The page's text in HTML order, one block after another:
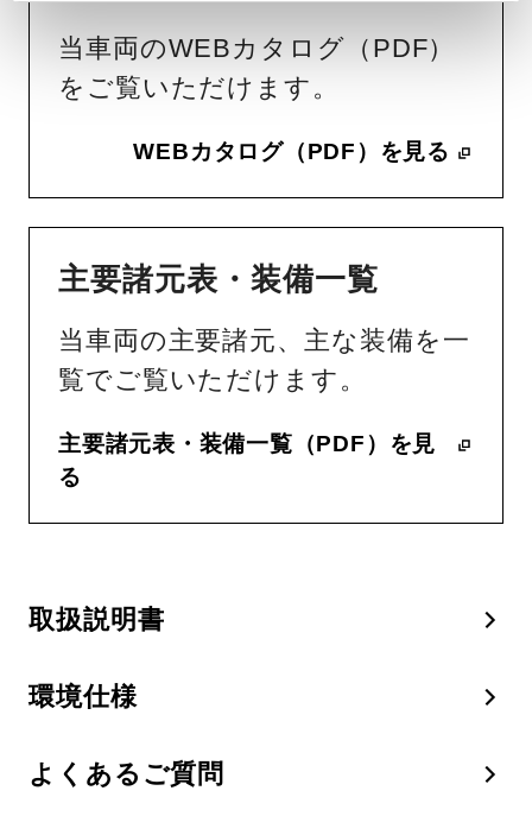
当車両のWEBカタログ（PDF）
をご覧いただけます。
WEBカタログ（PDF）を見る
主要諸元表・装備一覧
当車両の主要諸元、主な装備を一
覧でご覧いただけます。
主要諸元表・装備一覧（PDF）を見
る
取扱説明書
環境仕様
よくあるご質問